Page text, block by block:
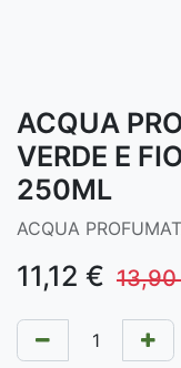
ACQUA
VERDE E
250ML
ACQUA
11,12 € 13,90